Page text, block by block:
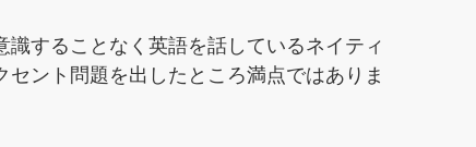
することなく英語を話しているネイティ
ント問題を出したところ満点ではありま